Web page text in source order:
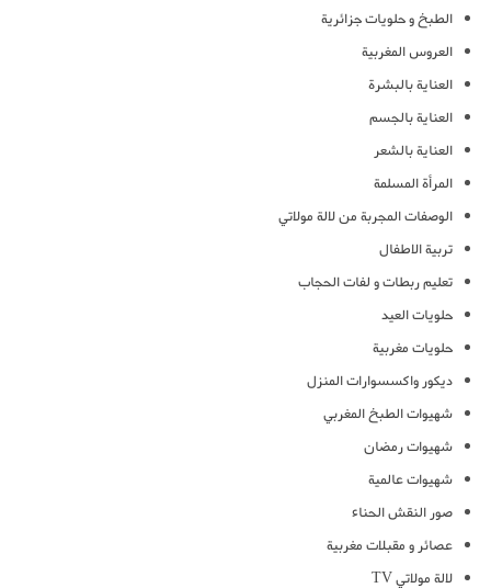
الطبخ و حلويات جزائرية
العروس المغربية
العناية بالبشرة
العناية بالجسم
العناية بالشعر
المرأة المسلمة
الوصفات المجربة من لالة مولاتي
تربية الاطفال
تعليم ربطات و لفات الحجاب
حلويات العيد
حلويات مغربية
ديكور واكسسوارات المنزل
شهيوات الطبخ المغربي
شهيوات رمضان
شهيوات عالمية
صور النقش الحناء
عصائر و مقبلات مغربية
لالة مولاتي TV